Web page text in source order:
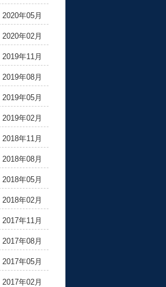
2020年05月
2020年02月
2019年11月
2019年08月
2019年05月
2019年02月
2018年11月
2018年08月
2018年05月
2018年02月
2017年11月
2017年08月
2017年05月
2017年02月